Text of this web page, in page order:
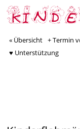
« Übersicht + Termin
♥ Unterstützung